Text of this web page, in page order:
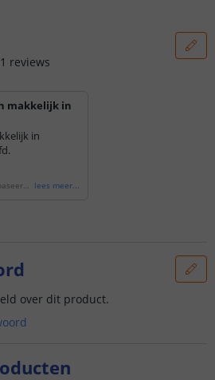
1 reviews
makkelijk in
in
lees meer...
over dit product.